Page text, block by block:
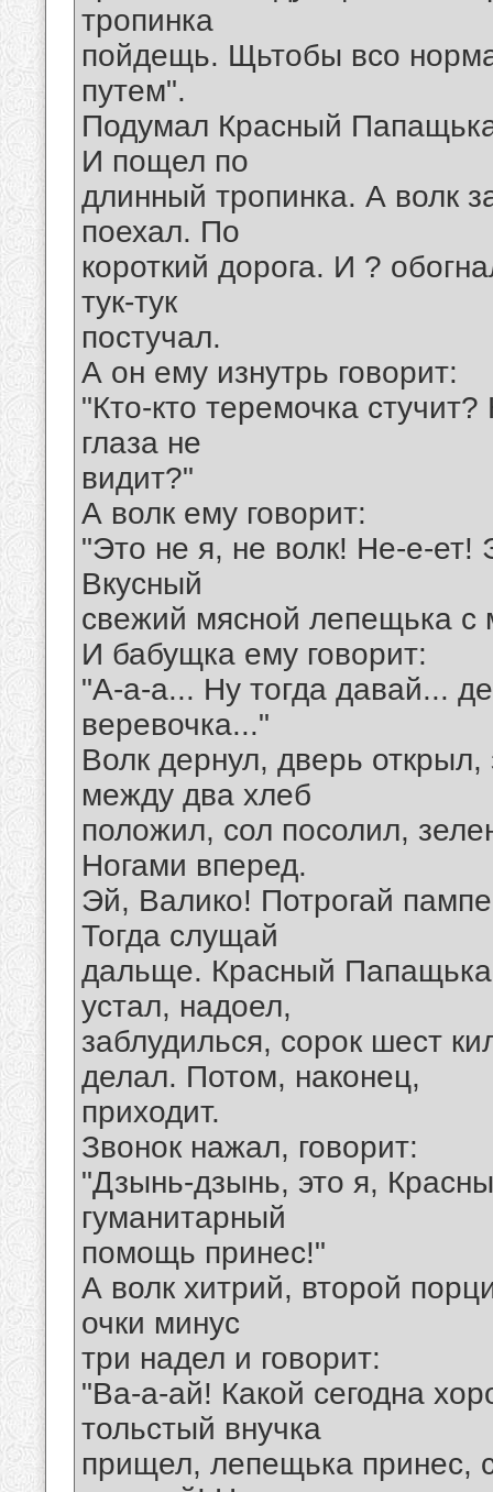
тропинка
пойдещь. Щьтобы всо
путем".
Подумал Красный
И пощел по
длинный тропинка. А волк
поехал. По
короткий дорога. И ?
тук-тук
постучал.
А он ему изнутрь говорит:
"Кто-кто теремочка
глаза не
видит?"
А волк ему говорит:
"Это не я, не волк! Не-е-ет!
Вкусный
свежий мясной лепещька с
И бабущка ему говорит:
"А-а-а... Ну тогда давай...
веревочка..."
Волк дернул, дверь
между два хлеб
положил, сол посолил,
Ногами вперед.
Эй, Валико! Потрогай
Тогда слущай
дальще. Красный
устал, надоел,
заблудилься, сорок шест
делал. Потом, наконец,
приходит.
Звонок нажал, говорит:
"Дзынь-дзынь, это я,
гуманитарный
помощь принес!"
А волк хитрий, второй
очки минус
три надел и говорит:
"Ва-а-ай! Какой сегодна
тольстый внучка
прищел, лепещька принес,